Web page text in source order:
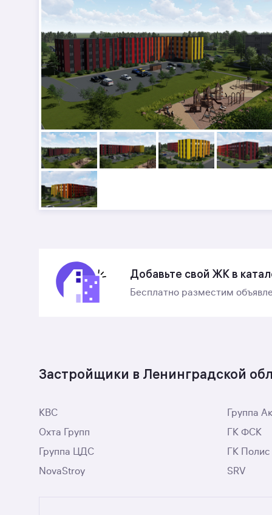
Добавьте свой ЖК в
Бесплатно разместим
Застройщики в Ленинградской
КВС
Группа
Охта Групп
ГК ФСК
Группа ЦДС
ГК Полис
NovaStroy
SRV